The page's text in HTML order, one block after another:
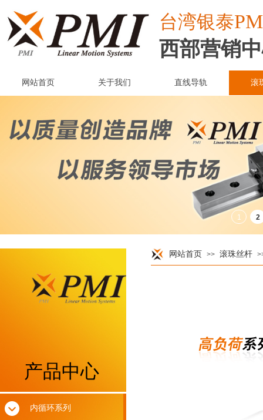
网站首页 >> 滚珠丝杆
产品中心
内循环系列
台湾银泰
西部营销
网站首页 关于我们 直线导轨 滚